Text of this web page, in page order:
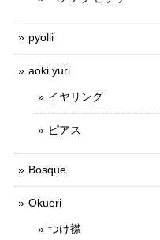
pyolli
aoki yuri
イヤリング
ピアス
Bosque
Okueri
つけ襟